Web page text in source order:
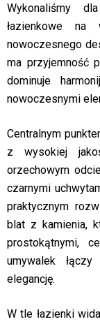
Wykonaliśmy
łazienkowe na
nowoczesnego
ma przyjemność
dominuje
nowoczesnymi
Centralnym
z wysokiej
orzechowym
czarnymi
praktycznym
blat z kamienia,
prostokątnymi,
umywalek
elegancję.
W tle łazienki